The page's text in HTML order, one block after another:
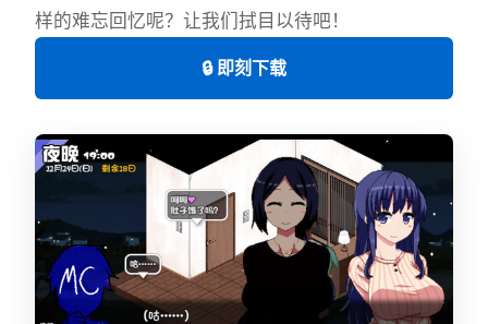
样的难忘回忆呢？让我们拭目以待吧！
🔒 即刻下载